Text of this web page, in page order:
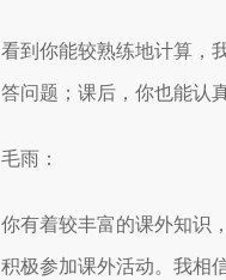
看到你能较熟练地计算，
答问题；课后，你也能认
毛雨：
你有着较丰富的课外知识
积极参加课外活动。我相